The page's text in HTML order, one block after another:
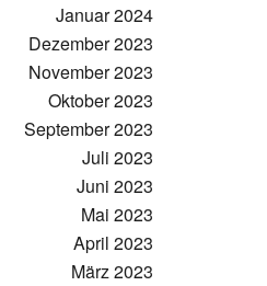
Januar 2024
Dezember 2023
November 2023
Oktober 2023
September 2023
Juli 2023
Juni 2023
Mai 2023
April 2023
März 2023